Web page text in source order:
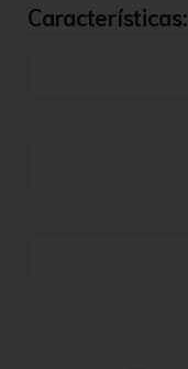
Características: